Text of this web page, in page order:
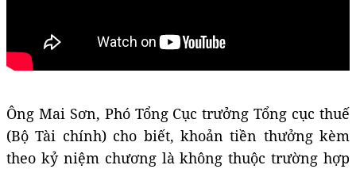
Ông Mai Sơn, Phó Tổng Cục trưởng Tổng cục thuế
(Bộ Tài chính) cho biết, khoản tiền thưởng kèm
theo kỷ niệm chương là không thuộc trường hợp